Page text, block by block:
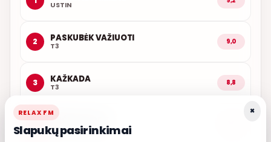
USTIN
2 PASKUBĖK VAŽIUOTI
T3 9,0
3 KAŽKADA
T3 8,8
POPKULTŪRA
×
RELAX FM
Slapukų pasirinkimai